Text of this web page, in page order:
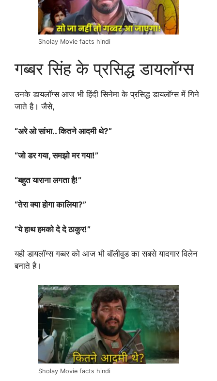
Sholay Movie facts hindi
गब्बर सिंह के प्रसिद्ध डायलॉग्स
उनके डायलॉग्स आज भी हिंदी सिनेमा के प्रसिद्ध डायलॉग्स में गिने
जाते है। जैसे,
“अरे ओ सांभा.. कितने आदमी थे?”
“जो डर गया, समझो मर गया!”
“बहुत याराना लगता है!”
“तेरा क्या होगा कालिया?”
“ये हाथ हमको दे दे ठाकुर!”
यही डायलॉग्स गब्बर को आज भी बॉलीवुड का सबसे यादगार विलेन
बनाते है।
Sholay Movie facts hindi